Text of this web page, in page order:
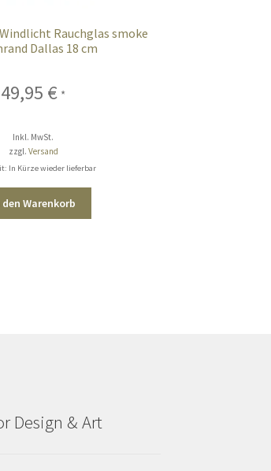
Rauchglas smoke
Dallas 18 cm
49,95 € *
Inkl. MwSt.
zzgl. Versand
In Kürze wieder lieferbar
den Warenkorb
Design & Art